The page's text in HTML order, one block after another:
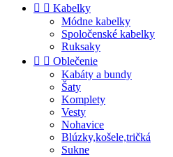
  Kabelky
Módne kabelky
Spoločenské kabelky
Ruksaky
  Oblečenie
Kabáty a bundy
Šaty
Komplety
Vesty
Nohavice
Blúzky,košele,tričká
Sukne